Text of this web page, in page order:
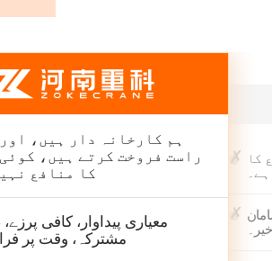
ہم کارخانہ دار ہیں، اور
راست فروخت کرتے ہیں،
کا منافع
معیاری پیداوار، کافی
مشترکہ، وقت پر
کا